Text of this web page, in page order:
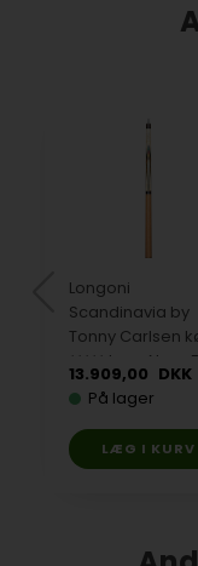
Longoni
Scandinavia by
Tonny Carlsen
***** Luna Nera
13.909,00 DKK
På lager